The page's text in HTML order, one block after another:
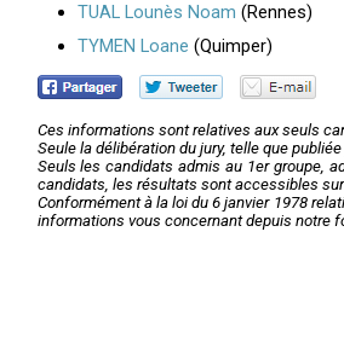
TUAL Lounès Noam (Rennes)
TYMEN Loane (Quimper)
Ces informations sont relatives aux seuls
Seule la délibération du jury, telle que
Seuls les candidats admis au 1er groupe,
candidats, les résultats sont accessibles
Conformément à la loi du 6 janvier 1978
informations vous concernant depuis notre